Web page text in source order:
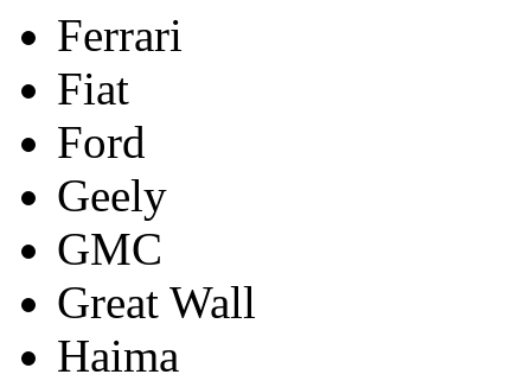
Ferrari
Fiat
Ford
Geely
GMC
Great Wall
Haima